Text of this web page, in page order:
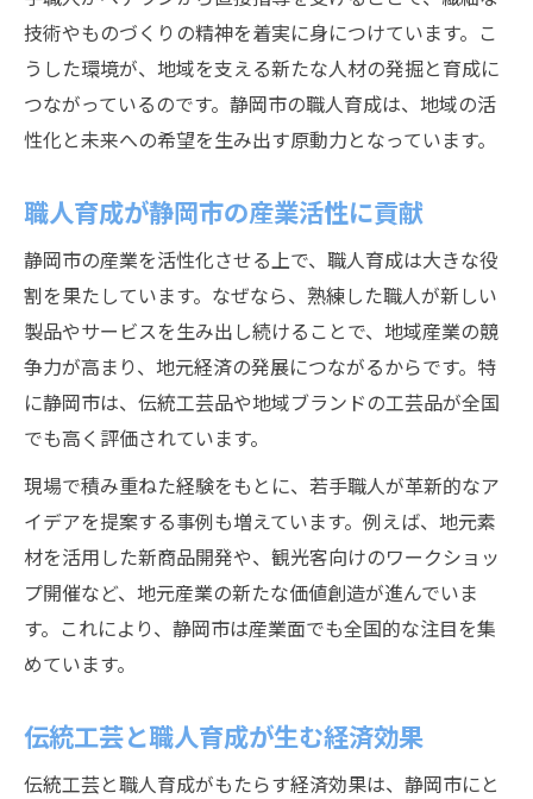
技術やものづくりの精神を着実に身につけています。こ
うした環境が、地域を支える新たな人材の発掘と育成に
つながっているのです。静岡市の職人育成は、地域の活
性化と未来への希望を生み出す原動力となっています。
職人育成が静岡市の産業活性に貢献
静岡市の産業を活性化させる上で、職人育成は大きな役
割を果たしています。なぜなら、熟練した職人が新しい
製品やサービスを生み出し続けることで、地域産業の競
争力が高まり、地元経済の発展につながるからです。特
に静岡市は、伝統工芸品や地域ブランドの工芸品が全国
でも高く評価されています。
現場で積み重ねた経験をもとに、若手職人が革新的なア
イデアを提案する事例も増えています。例えば、地元素
材を活用した新商品開発や、観光客向けのワークショッ
プ開催など、地元産業の新たな価値創造が進んでいま
す。これにより、静岡市は産業面でも全国的な注目を集
めています。
伝統工芸と職人育成が生む経済効果
伝統工芸と職人育成がもたらす経済効果は、静岡市にと